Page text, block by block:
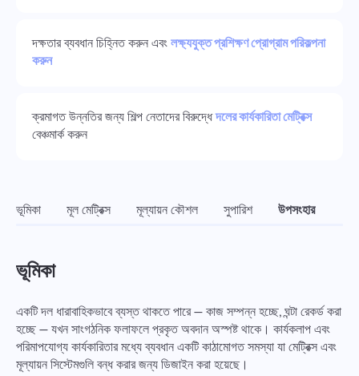
Português
Oʻzbek
দক্ষতার ব্যবধান চিহ্নিত করুন এবংলক্ষ্যযুক্ত প্রশিক্ষণ প্রোগ্রাম পরিকল্পনা
করুন
ক্রমাগত উন্নতির জন্য শিল্প নেতাদের বিরুদ্ধেদলের কার্যকারিতা মেট্রিক্স
বেঞ্চমার্ক করুন
ভূমিকা মূল মেট্রিক্স মূল্যায়ন কৌশল সুপারিশ উপসংহার
ভূমিকা
একটি দল ধারাবাহিকভাবে ব্যস্ত থাকতে পারে — কাজ সম্পন্ন হচ্ছে, ঘন্টা রেকর্ড করা
হচ্ছে — যখন সাংগঠনিক ফলাফলে প্রকৃত অবদান অস্পষ্ট থাকে। কার্যকলাপ এবং
পরিমাপযোগ্য কার্যকারিতার মধ্যে ব্যবধান একটি কাঠামোগত সমস্যা যা মেট্রিক্স এবং
মূল্যায়ন সিস্টেমগুলি বন্ধ করার জন্য ডিজাইন করা হয়েছে।
কোম্পানি ব্যবস্থাপনা